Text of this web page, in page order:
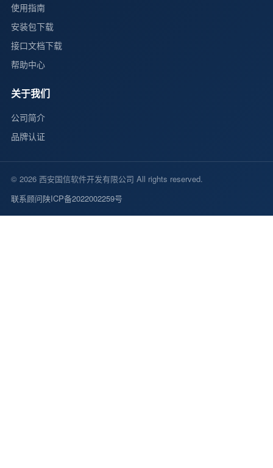
使用指南
安装包下载
接口文档下载
帮助中心
关于我们
公司简介
品牌认证
© 2026 西安国信软件开发有限公司 All rights reserved.
联系顾问陕ICP备2022002259号